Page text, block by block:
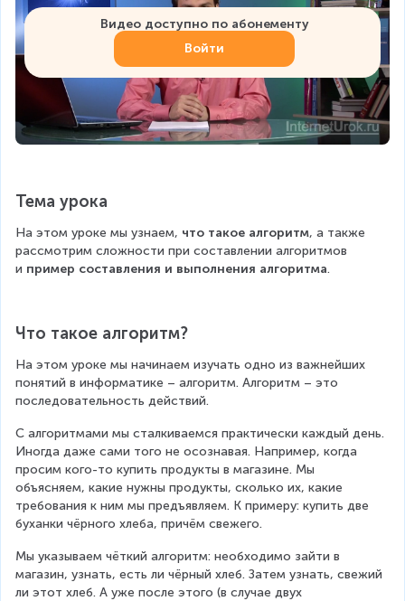
Видео доступно по абонементу
Войти
Тема урока
На этом уроке мы узнаем, что такое алгоритм, а также
рассмотрим сложности при составлении алгоритмов
и пример составления и выполнения алгоритма.
Что такое алгоритм?
На этом уроке мы начинаем изучать одно из важнейших
понятий в информатике – алгоритм. Алгоритм – это
последовательность действий.
С алгоритмами мы сталкиваемся практически каждый день.
Иногда даже сами того не осознавая. Например, когда
просим кого-то купить продукты в магазине. Мы
объясняем, какие нужны продукты, сколько их, какие
требования к ним мы предъявляем. К примеру: купить две
буханки чёрного хлеба, причём свежего.
Мы указываем чёткий алгоритм: необходимо зайти в
магазин, узнать, есть ли чёрный хлеб. Затем узнать, свежий
ли этот хлеб. А уже после этого (в случае двух